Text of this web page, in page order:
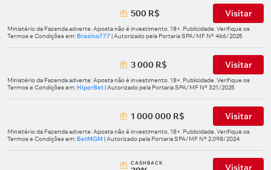
500 R$ Visitar
Ministério da Fazenda adverte: Aposta não é investimento. 18+. Publicidade. Verifique os
Termos e Condições em: Brazino777| Autorizado pela Portaria SPA/MF Nº 466/2025
3 000 R$ Visitar
Ministério da Fazenda adverte: Aposta não é investimento. 18+. Publicidade. Verifique os
Termos e Condições em: HiperBet| Autorizado pela Portaria SPA/MF Nº 321/2025
1 000 000 R$ Visitar
Ministério da Fazenda adverte: Aposta não é investimento. 18+. Publicidade. Verifique os
Termos e Condições em: BetMGM| Autorizado pela Portaria SPA/MF Nº 2.098/2024
СASHBACK Visitar